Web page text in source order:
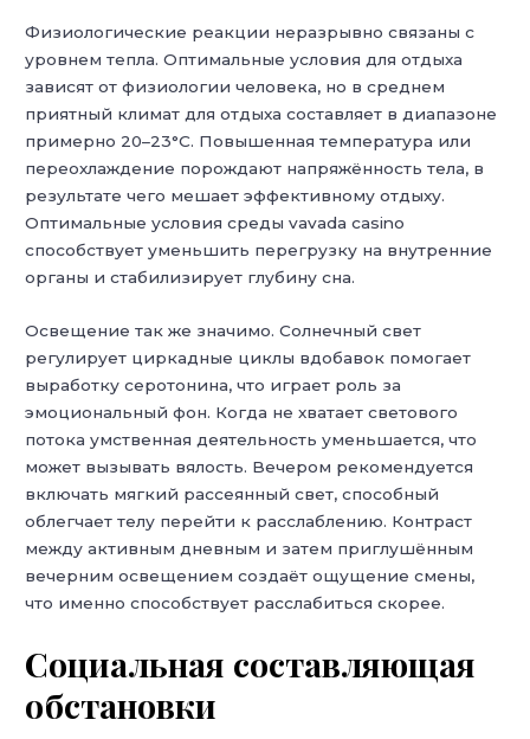
Физиологические реакции неразрывно связаны с
уровнем тепла. Оптимальные условия для отдыха
зависят от физиологии человека, но в среднем
приятный климат для отдыха составляет в диапазоне
примерно 20–23°C. Повышенная температура или
переохлаждение порождают напряжённость тела, в
результате чего мешает эффективному отдыху.
Оптимальные условия среды vavada casino
способствует уменьшить перегрузку на внутренние
органы и стабилизирует глубину сна.
Освещение так же значимо. Солнечный свет
регулирует циркадные циклы вдобавок помогает
выработку серотонина, что играет роль за
эмоциональный фон. Когда не хватает светового
потока умственная деятельность уменьшается, что
может вызывать вялость. Вечером рекомендуется
включать мягкий рассеянный свет, способный
облегчает телу перейти к расслаблению. Контраст
между активным дневным и затем приглушённым
вечерним освещением создаёт ощущение смены,
что именно способствует расслабиться скорее.
Социальная составляющая
обстановки